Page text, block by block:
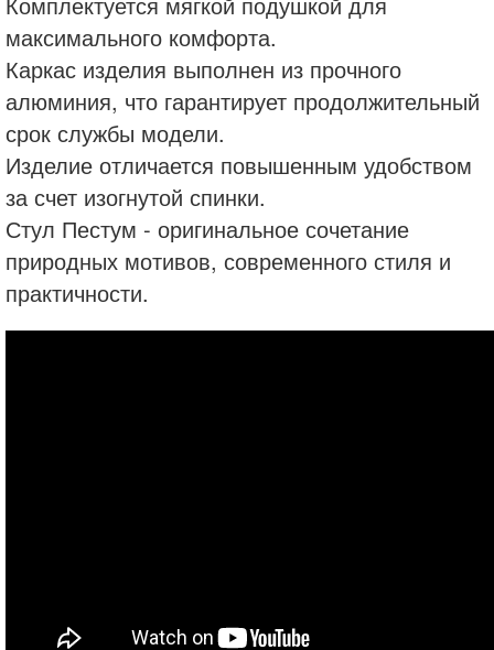
максимального комфорта.
Каркас изделия выполнен из прочного
алюминия, что гарантирует продолжительный
срок службы модели.
Изделие отличается повышенным удобством
за счет изогнутой спинки.
Стул Пестум - оригинальное сочетание
природных мотивов, современного стиля и
практичности.